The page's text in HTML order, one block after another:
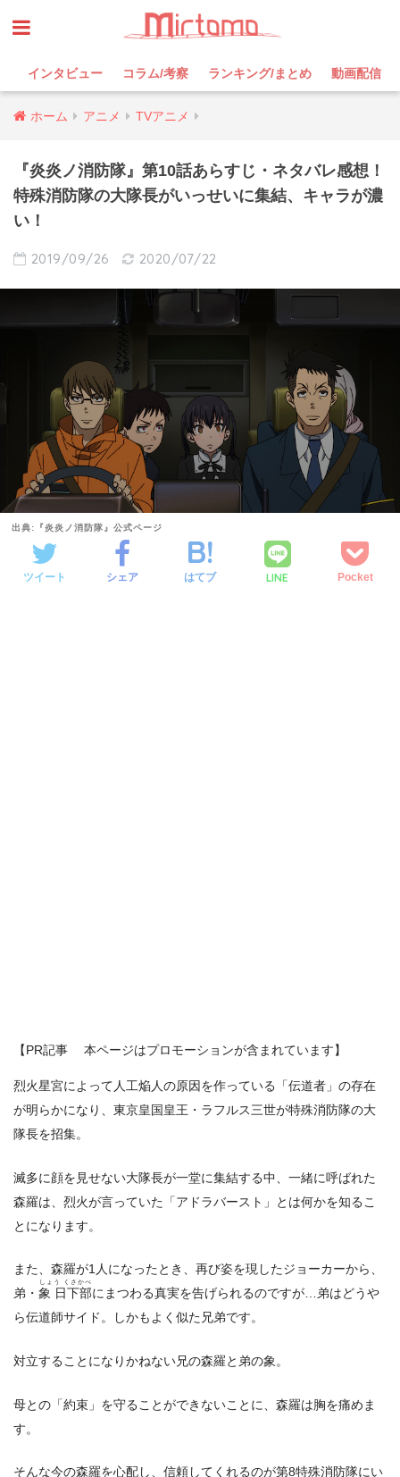
インタビュー コラム/考察 ランキング/まとめ 動画配信
ホーム アニメ TVアニメ
『炎炎ノ消防隊』第10話あらすじ・ネタバレ感想！
特殊消防隊の大隊長がいっせいに集結、キャラが濃
い！
2019/09/26 2020/07/22
出典:『炎炎ノ消防隊』公式ページ
ツイート シェア はてブ LINE Pocket
【PR記事 本ページはプロモーションが含まれています】
烈火星宮によって人工焔人の原因を作っている「伝道者」の存在
が明らかになり、東京皇国皇王・ラフルス三世が特殊消防隊の大
隊長を招集。
滅多に顔を見せない大隊長が一堂に集結する中、一緒に呼ばれた
森羅は、烈火が言っていた「アドラバースト」とは何かを知るこ
とになります。
また、森羅が1人になったとき、再び姿を現したジョーカーから、
弟・ 象 日下部
しょう くさかべ
にまつわる真実を告げられるのですが…弟はどうや
ら伝道師サイド。しかもよく似た兄弟です。
対立することになりかねない兄の森羅と弟の象。
母との「約束」を守ることができないことに、森羅は胸を痛めま
す。
そんな今の森羅を心配し、信頼してくれるのが第8特殊消防隊にい